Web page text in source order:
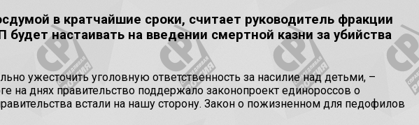
в кратчайшие сроки, считает руководитель фракции
настаивать на введении смертной казни за убийства
ужесточить уголовную ответственность за насилие над детьми, –
днях правительство поддержало законопроект единороссов о
встали на нашу сторону. Закон о пожизненном для педофилов